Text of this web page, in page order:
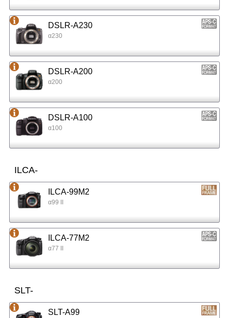
DSLR-A230
α230
DSLR-A200
α200
DSLR-A100
α100
ILCA-
ILCA-99M2
α99 II
ILCA-77M2
α77 II
SLT-
SLT-A99